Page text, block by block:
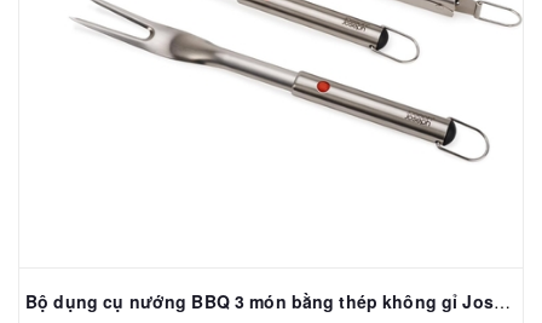
Bộ dụng cụ nướng BBQ 3 món bằng thép không gỉ Joseph Joseph 2000004 GrillOut